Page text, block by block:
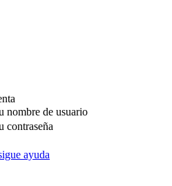
nombre de usuario
contraseña
ayuda